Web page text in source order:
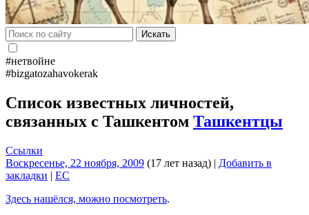
Искать
#нетвойне
#bizgatozahavokerak
Список известных личностей,
связанных с Ташкентом Ташкентцы
Ссылки
Воскресенье, 22 ноября, 2009 (17 лет назад) | Добавить в
закладки | EC
Здесь нашёлся, можно посмотреть.